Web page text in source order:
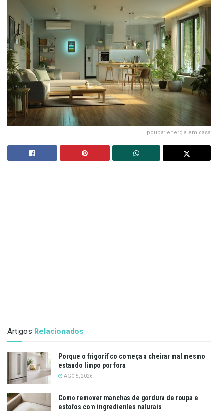
poupar energia em casa
Artigos Relacionados
Porque o frigorífico começa a cheirar mal mesmo
estando limpo por fora
AGO 5, 2026
Como remover manchas de gordura de roupa e
estofos com ingredientes naturais